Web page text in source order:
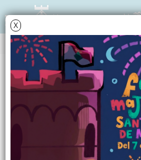
X
AGENDA
Dimecres28
Estrena de la
pel·lícula: Les